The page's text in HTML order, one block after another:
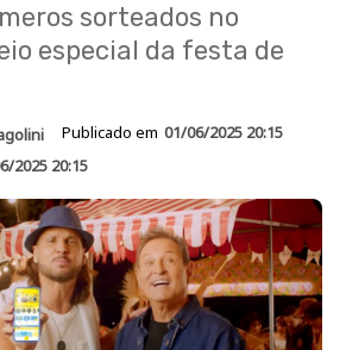
sorteados no
especial da festa de
Publicado em 01/06/2025 20:15
2025 20:15